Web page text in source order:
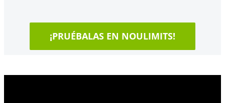
¡PRUÉBALAS EN NOULIMITS!